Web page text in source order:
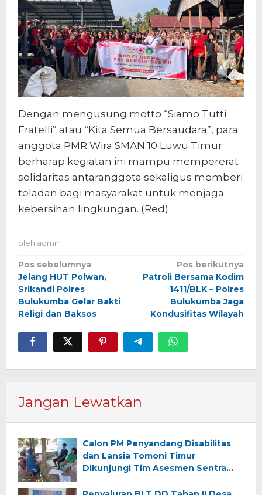
Dengan mengusung motto “Siamo Tutti
Fratelli” atau “Kita Semua Bersaudara”, para
anggota PMR Wira SMAN 10 Luwu Timur
berharap kegiatan ini mampu mempererat
solidaritas antaranggota sekaligus memberi
teladan bagi masyarakat untuk menjaga
kebersihan lingkungan. (Red)
oleh admin
Navigasi
pos
Pos sebelumnya
Jelang HUT Polwan,
Srikandi Polres
Bulukumba Gelar Bakti
Religi dan Baksos
Pos berikutnya
Patroli Bersama Kodim
1411/BLK – Polres
Bulukumba Jaga
Kondusifitas Wilayah
Jangan Lewatkan
Calon PM Penyandang Disabilitas
dan Lansia Tomoni Timur
Dikunjungi Tim Asesmen Sentra